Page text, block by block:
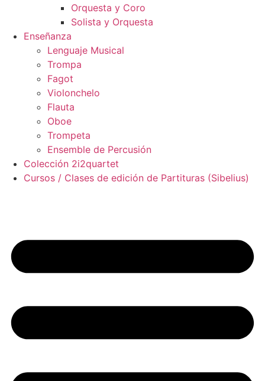
Orquesta y Coro
Solista y Orquesta
Enseñanza
Lenguaje Musical
Trompa
Fagot
Violonchelo
Flauta
Oboe
Trompeta
Ensemble de Percusión
Colección 2i2quartet
Cursos / Clases de edición de Partituras (Sibelius)